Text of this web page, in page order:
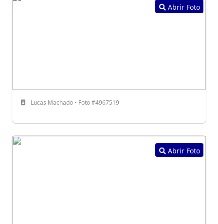
Abrir Foto
Lucas Machado • Foto #4967519
Abrir Foto